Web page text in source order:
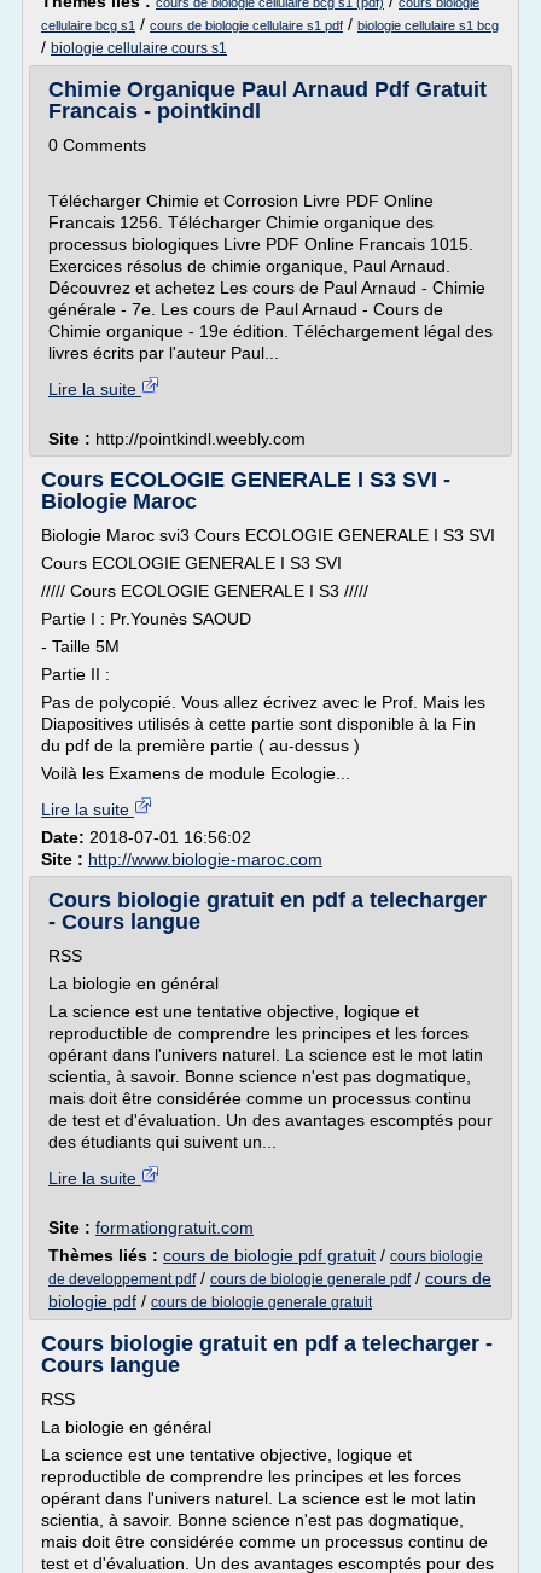
cellulaire bcg s1 / cours de biologie cellulaire s1 pdf / biologie cellulaire s1 bcg
/ biologie cellulaire cours s1
Chimie Organique Paul Arnaud Pdf Gratuit
Francais - pointkindl
0 Comments
Télécharger Chimie et Corrosion Livre PDF Online
Francais 1256. Télécharger Chimie organique des
processus biologiques Livre PDF Online Francais 1015.
Exercices résolus de chimie organique, Paul Arnaud.
Découvrez et achetez Les cours de Paul Arnaud - Chimie
générale - 7e. Les cours de Paul Arnaud - Cours de
Chimie organique - 19e édition. Téléchargement légal des
livres écrits par l'auteur Paul...
Lire la suite
Site : http://pointkindl.weebly.com
Cours ECOLOGIE GENERALE I S3 SVI -
Biologie Maroc
Biologie Maroc svi3 Cours ECOLOGIE GENERALE I S3 SVI
Cours ECOLOGIE GENERALE I S3 SVI
///// Cours ECOLOGIE GENERALE I S3 /////
Partie I : Pr.Younès SAOUD
- Taille 5M
Partie II :
Pas de polycopié. Vous allez écrivez avec le Prof. Mais les
Diapositives utilisés à cette partie sont disponible à la Fin
du pdf de la première partie ( au-dessus )
Voilà les Examens de module Ecologie...
Lire la suite
Date: 2018-07-01 16:56:02
Site : http://www.biologie-maroc.com
Cours biologie gratuit en pdf a telecharger
- Cours langue
RSS
La biologie en général
La science est une tentative objective, logique et
reproductible de comprendre les principes et les forces
opérant dans l'univers naturel. La science est le mot latin
scientia, à savoir. Bonne science n'est pas dogmatique,
mais doit être considérée comme un processus continu
de test et d'évaluation. Un des avantages escomptés pour
des étudiants qui suivent un...
Lire la suite
Site : formationgratuit.com
Thèmes liés : cours de biologie pdf gratuit / cours biologie
de developpement pdf/ cours de biologie generale pdf/ cours de
biologie pdf / cours de biologie generale gratuit
Cours biologie gratuit en pdf a telecharger -
Cours langue
RSS
La biologie en général
La science est une tentative objective, logique et
reproductible de comprendre les principes et les forces
opérant dans l'univers naturel. La science est le mot latin
scientia, à savoir. Bonne science n'est pas dogmatique,
mais doit être considérée comme un processus continu de
test et d'évaluation. Un des avantages escomptés pour des